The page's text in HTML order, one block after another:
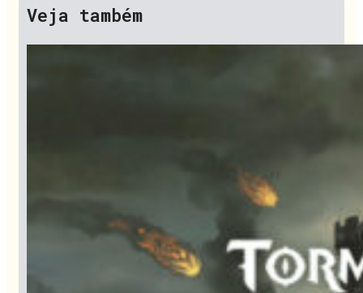
Veja também